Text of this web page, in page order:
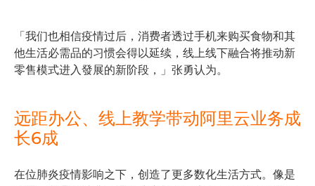
「我们也相信疫情过后，消费者透过手机来购买食物和其
他生活必需品的习惯会得以延续，线上线下融合将推动新
零售模式进入發展的新阶段，」张勇认为。
远距办公、线上教学带动阿里云业务成
长6成
在位肺炎疫情影响之下，创造了更多数化生活方式。像是